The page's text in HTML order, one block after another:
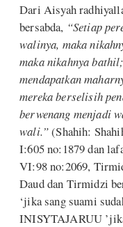
Dari Aisyah
bersabda, “Setiap
walinya, maka
maka nikahnya
mendapatkan
mereka berselisih
berwenang menjadi
wali.”(Shahih:
I:605 no:1879 dan
VI:98 no:2069,
Daud dan Tirmidzi
‘jika sang suami
INISYTAJARUU